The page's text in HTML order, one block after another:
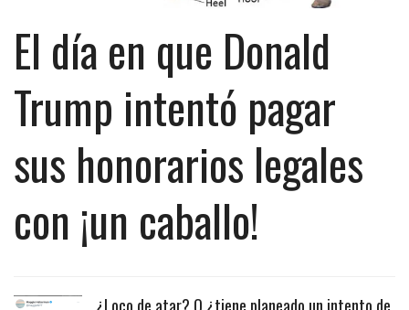
El día en que Donald
Trump intentó pagar
sus honorarios legales
con ¡un caballo!